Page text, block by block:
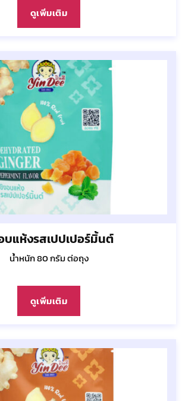
ดูเพิ่มเติม
บแห้งรสเปปเปอร์มิ้นต์
น้ำหนัก 80 กรัม ต่อถุง
ดูเพิ่มเติม